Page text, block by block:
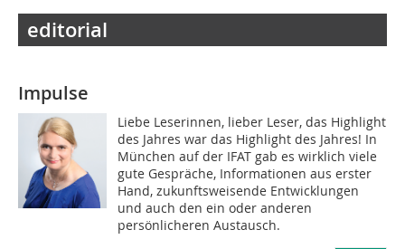
editorial
Impulse
Liebe Leserinnen, lieber Leser, das Highlight
des Jahres war das Highlight des Jahres! In
München auf der IFAT gab es wirklich viele
gute Gespräche, Informationen aus erster
Hand, zukunftsweisende Entwicklungen
und auch den ein oder anderen
persönlicheren Austausch.